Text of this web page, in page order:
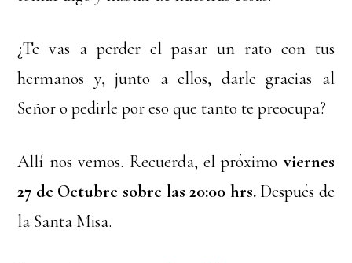
¿Te vas a perder el pasar un rato con tus
hermanos y, junto a ellos, darle gracias al
Señor o pedirle por eso que tanto te preocupa?
Allí nos vemos. Recuerda, el próximoviernes
27 de Octubre sobre las 20:00 hrs.Después de
la Santa Misa.